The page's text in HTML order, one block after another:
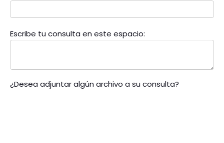
Escribe tu consulta en este espacio:
¿Desea adjuntar algún archivo a su consulta?